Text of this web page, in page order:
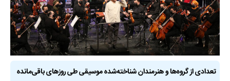
تعدادی از گروه‌ها و هنرمندان شناخته‌شده موسیقی طی روزهای باقی‌مانده